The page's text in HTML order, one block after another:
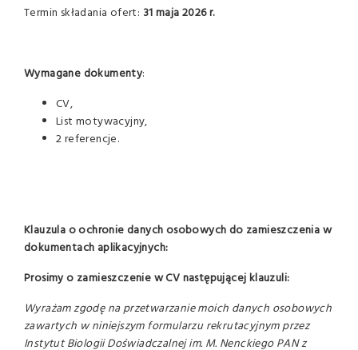
Termin składania ofert: 31 maja 2026 r.
Wymagane dokumenty:
CV,
List motywacyjny,
2 referencje.
Klauzula o ochronie danych osobowych do zamieszczenia w
dokumentach aplikacyjnych:
Prosimy o zamieszczenie w CV następującej klauzuli:
Wyrażam zgodę na przetwarzanie moich danych osobowych
zawartych w niniejszym formularzu rekrutacyjnym przez
Instytut Biologii Doświadczalnej im. M. Nenckiego PAN z